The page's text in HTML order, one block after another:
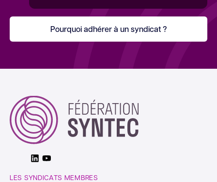
Pourquoi adhérer à un syndicat ?
LinkedinYoutube
LES SYNDICATS MEMBRES